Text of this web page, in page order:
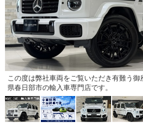
この度は弊社車両をご覧いただき有難う御
県春日部市の輸入車専門店です。